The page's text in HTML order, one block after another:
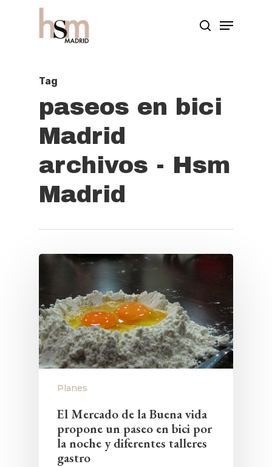
Tag
paseos en bici
Madrid
archivos - Hsm
Madrid
Planes
El Mercado de la Buena vida
propone un paseo en bici por
la noche y diferentes talleres
gastro